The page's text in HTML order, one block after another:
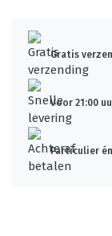
Gratis
Voor 21:00
Particulier